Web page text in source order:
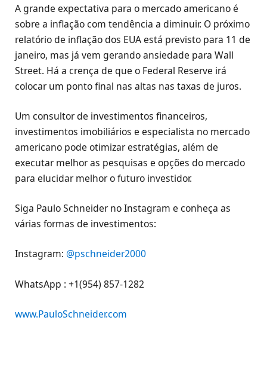
A grande expectativa para o mercado americano é
sobre a inflação com tendência a diminuir. O próximo
relatório de inflação dos EUA está previsto para 11 de
janeiro, mas já vem gerando ansiedade para Wall
Street. Há a crença de que o Federal Reserve irá
colocar um ponto final nas altas nas taxas de juros.
Um consultor de investimentos financeiros,
investimentos imobiliários e especialista no mercado
americano pode otimizar estratégias, além de
executar melhor as pesquisas e opções do mercado
para elucidar melhor o futuro investidor.
Siga Paulo Schneider no Instagram e conheça as
várias formas de investimentos:
Instagram: @pschneider2000
WhatsApp : +1(954) 857-1282
www.PauloSchneider.com